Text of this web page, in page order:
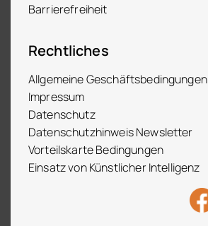
Barrierefreiheit
Rechtliches
Allgemeine Geschäftsbedingungen
Impressum
Datenschutz
Datenschutzhinweis Newsletter
Vorteilskarte Bedingungen
Einsatz von Künstlicher Intelligenz